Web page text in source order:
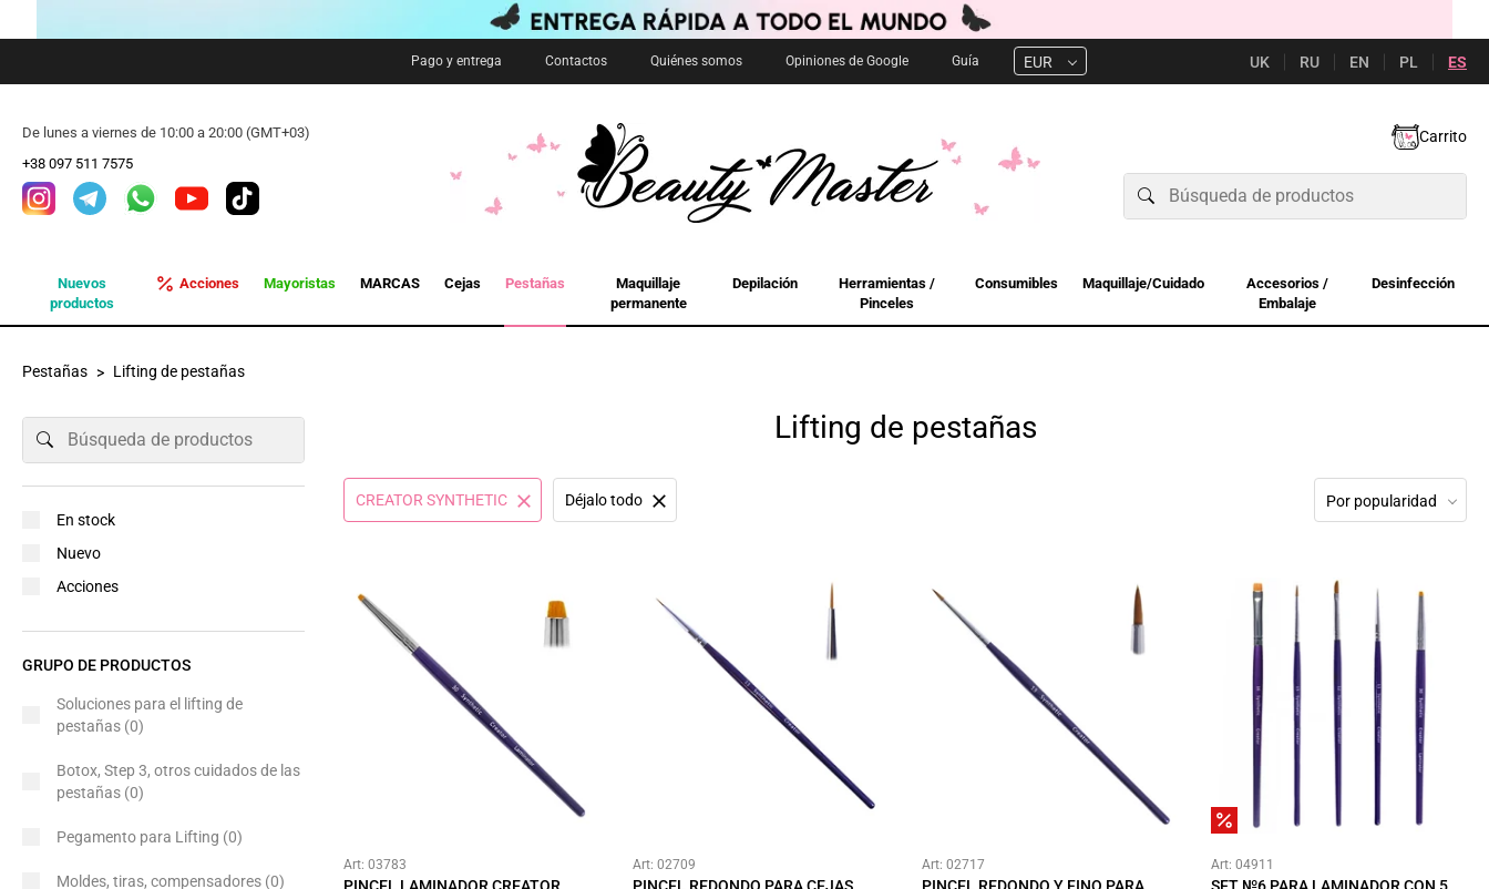
Pago y entrega Contactos Quiénes somos Opiniones de Google Guía EUR UK RU EN PL ES
De lunes a viernes de 10:00 a 20:00 (GMT+03)
+38 097 511 7575
Carrito
Nuevos
productos
Acciones Mayoristas MARCAS Cejas Pestañas
Maquillaje
permanente
Depilación
Herramientas /
Pinceles
Consumibles Maquillaje/Cuidado
Accesorios /
Embalaje
Desinfección
Pestañas Lifting de pestañas
Lifting de pestañas
Por popularidad
CREATOR SYNTHETIC Déjalo todo
Art: 03783 Art: 02709 Art: 02717 Art: 04911
En stock
Nuevo
Acciones
GRUPO DE PRODUCTOS
Soluciones para el lifting de
pestañas (0)
Botox, Step 3, otros cuidados de las
pestañas (0)
Pegamento para Lifting (0)
Moldes, tiras, compensadores (0)